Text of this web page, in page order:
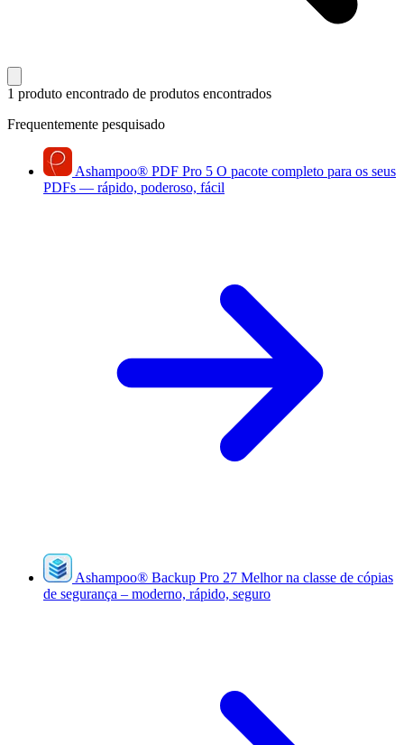
1 produto encontrado de produtos encontrados
Frequentemente pesquisado
Ashampoo® PDF Pro 5 O pacote completo para os seus
PDFs — rápido, poderoso, fácil
Ashampoo® Backup Pro 27 Melhor na classe de cópias
de segurança – moderno, rápido, seguro